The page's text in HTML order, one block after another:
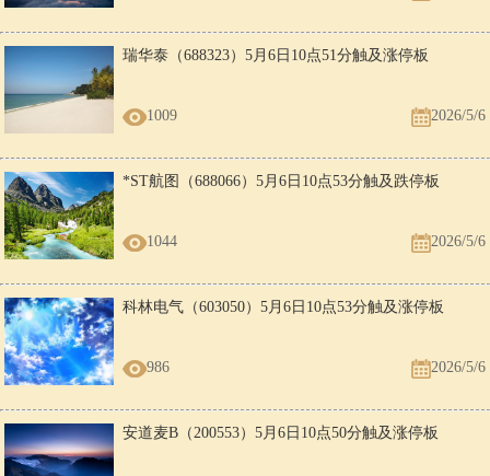
瑞华泰（688323）5月6日10点51分触及涨停板
1009 2026/5/6
*ST航图（688066）5月6日10点53分触及跌停板
1044 2026/5/6
科林电气（603050）5月6日10点53分触及涨停板
986 2026/5/6
安道麦B（200553）5月6日10点50分触及涨停板